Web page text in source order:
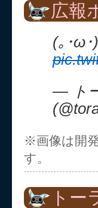
広報
(｡･ω･
— ト
※画像は開
す。
トー